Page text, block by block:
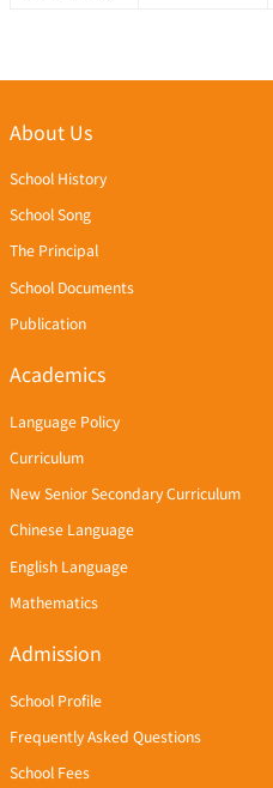
About Us
School History
School Song
The Principal
School Documents
Publication
Academics
Language Policy
Curriculum
New Senior Secondary Curriculum
Chinese Language
English Language
Mathematics
Admission
School Profile
Frequently Asked Questions
School Fees